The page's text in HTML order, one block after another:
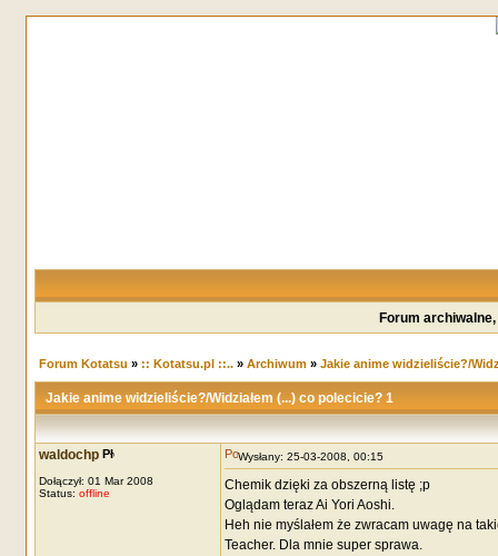
Forum
Forum Kotatsu » :: Kotatsu.pl ::..» Archiwum» Jakie anime widzieliście?/
Jakie anime widzieliście?/Widziałem (...) co polecicie? 1
waldochp
Dołączył: 01 Mar 2008
Status: offline
Wysłany: 25-03-2008, 00:15
Chemik dzięki za obszerną listę ;p
Oglądam teraz Ai Yori Aoshi.
Heh nie myślałem że zwracam uwagę na
Teacher. Dla mnie super sprawa.